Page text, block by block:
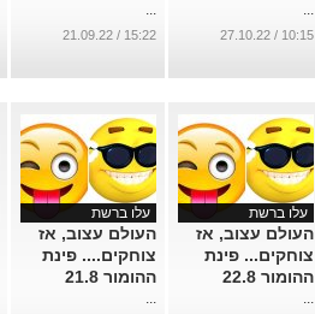
...
10:15 / 27.10.22
...
15:22 / 21.09.22
עלו ברשת
העולם עצוב, אז
צוחקים... פינת
ההומור 22.8
...
עלו ברשת
העולם עצוב, אז
צוחקים.... פינת
ההומור 21.8
...